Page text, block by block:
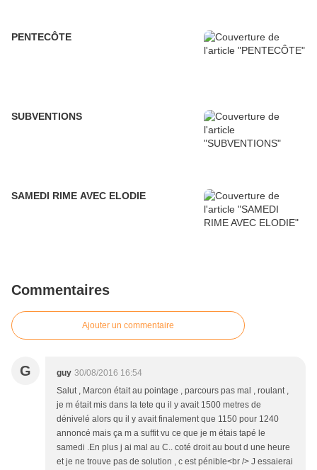
PENTECÔTE
SUBVENTIONS
SAMEDI RIME AVEC ELODIE
Commentaires
Ajouter un commentaire
G guy 30/08/2016 16:54
Salut , Marcon était au pointage , parcours pas mal , roulant ,
je m était mis dans la tete qu il y avait 1500 metres de
dénivelé alors qu il y avait finalement que 1150 pour 1240
annoncé mais ça m a suffit vu ce que je m étais tapé le
samedi .En plus j ai mal au C.. coté droit au bout d une heure
et je ne trouve pas de solution , c est pénible<br /> J essaierai